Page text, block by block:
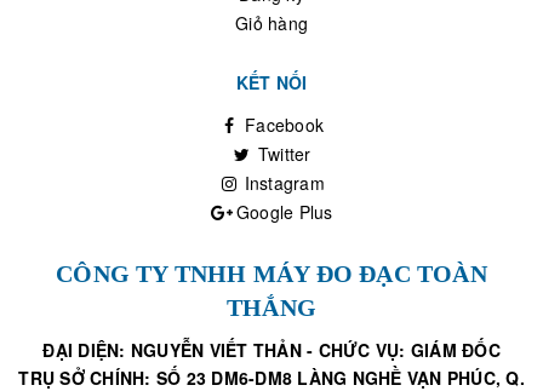
Giỏ hàng
KẾT NỐI
Facebook
Twitter
Instagram
Google Plus
CÔNG TY TNHH MÁY ĐO ĐẠC TOÀN
THẮNG
ĐẠI DIỆN: NGUYỄN VIẾT THẢN - CHỨC VỤ: GIÁM ĐỐC
TRỤ SỞ CHÍNH: SỐ 23 DM6-DM8 LÀNG NGHỀ VẠN PHÚC, Q.